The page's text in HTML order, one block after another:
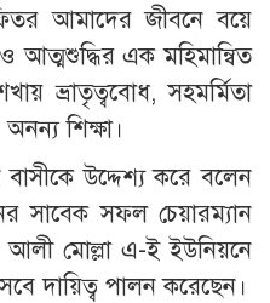
আমাদের জীবনে বয়ে
এক মহিমান্বিত
ভ্রাতৃত্ববোধ, সহমর্মিতা
শিক্ষা।
বাসীকে উদ্দেশ্য করে বলেন
সাবেক সফল চেয়ারম্যান
আলী মোল্লা এ-ই ইউনিয়নে
দায়িত্ব পালন করেছেন।